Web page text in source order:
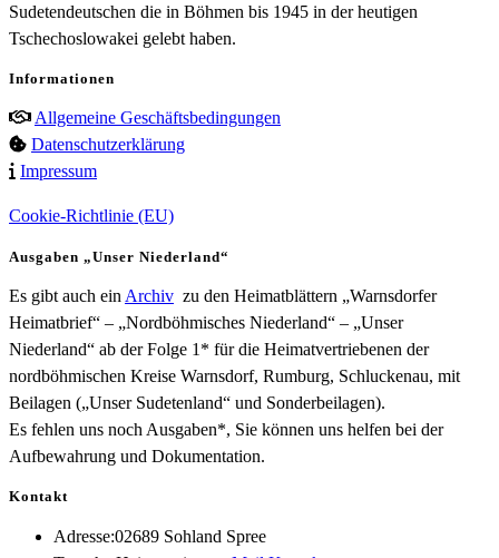
Sudetendeutschen die in Böhmen bis 1945 in der heutigen
Tschechoslowakei gelebt haben.
Informationen
Allgemeine Geschäftsbedingungen
Datenschutzerklärung
Impressum
Cookie-Richtlinie (EU)
Ausgaben „Unser Niederland“
Es gibt auch ein Archiv zu den Heimatblättern „Warnsdorfer
Heimatbrief“ – „Nordböhmisches Niederland“ – „Unser
Niederland“ ab der Folge 1* für die Heimatvertriebenen der
nordböhmischen Kreise Warnsdorf, Rumburg, Schluckenau, mit
Beilagen („Unser Sudetenland“ und Sonderbeilagen).
Es fehlen uns noch Ausgaben*, Sie können uns helfen bei der
Aufbewahrung und Dokumentation.
Kontakt
Adresse:02689 Sohland Spree